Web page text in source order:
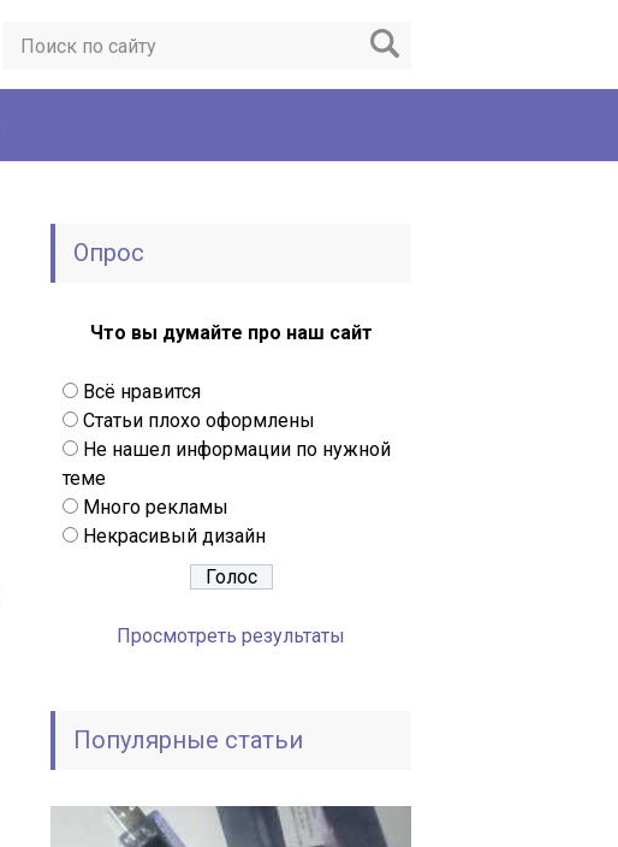
Опрос
Что вы думайте про наш сайт
Всё нравится
Статьи плохо оформлены
Не нашел информации по нужной
теме
Много рекламы
Некрасивый дизайн
Просмотреть результаты
Популярные статьи